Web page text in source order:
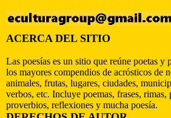
ACERCA DEL SITIO
Las poesías es un sitio que reúne poetas y
los mayores compendios de acrósticos de
animales, frutas, lugares, ciudades,
verbos, etc. Incluye poemas, frases, rimas,
proverbios, reflexiones y mucha poesía.